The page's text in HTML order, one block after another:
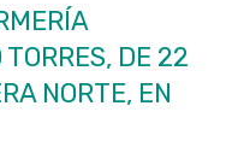
TORRES, DE 22
NORTE, EN